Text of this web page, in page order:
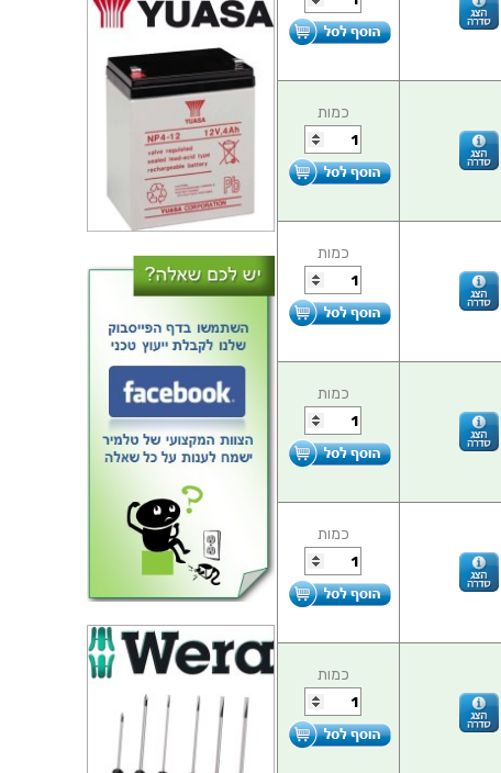
כמות
כמות
כמות
כמות
כמות